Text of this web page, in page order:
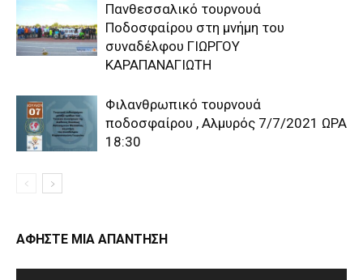
Πανθεσσαλικό τουρνουά
Ποδοσφαίρου στη μνήμη του
συναδέλφου ΓΙΩΡΓΟΥ
ΚΑΡΑΠΑΝΑΓΙΩΤΗ
Φιλανθρωπικό τουρνουά
ποδοσφαίρου , Αλμυρός 7/7/2021 ΩΡΑ
18:30
ΑΦΗΣΤΕ ΜΙΑ ΑΠΑΝΤΗΣΗ